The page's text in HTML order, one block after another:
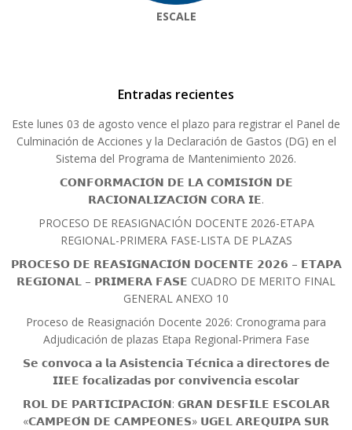
ESCALE
Entradas recientes
Este lunes 03 de agosto vence el plazo para registrar el Panel de
Culminación de Acciones y la Declaración de Gastos (DG) en el
Sistema del Programa de Mantenimiento 2026.
𝗖𝗢𝗡𝗙𝗢𝗥𝗠𝗔𝗖𝗜𝗢́𝗡 𝗗𝗘 𝗟𝗔 𝗖𝗢𝗠𝗜𝗦𝗜𝗢́𝗡 𝗗𝗘
𝗥𝗔𝗖𝗜𝗢𝗡𝗔𝗟𝗜𝗭𝗔𝗖𝗜𝗢́𝗡 𝗖𝗢𝗥𝗔 𝗜𝗘.
PROCESO DE REASIGNACIÓN DOCENTE 2026-ETAPA
REGIONAL-PRIMERA FASE-LISTA DE PLAZAS
𝗣𝗥𝗢𝗖𝗘𝗦𝗢 𝗗𝗘 𝗥𝗘𝗔𝗦𝗜𝗚𝗡𝗔𝗖𝗜𝗢́𝗡 𝗗𝗢𝗖𝗘𝗡𝗧𝗘 𝟮𝟬𝟮𝟲 – 𝗘𝗧𝗔𝗣𝗔
𝗥𝗘𝗚𝗜𝗢𝗡𝗔𝗟 – 𝗣𝗥𝗜𝗠𝗘𝗥𝗔 𝗙𝗔𝗦𝗘 CUADRO DE MERITO FINAL
GENERAL ANEXO 10
Proceso de Reasignación Docente 2026: Cronograma para
Adjudicación de plazas Etapa Regional-Primera Fase
𝗦𝗲 𝗰𝗼𝗻𝘃𝗼𝗰𝗮 𝗮 𝗹𝗮 𝗔𝘀𝗶𝘀𝘁𝗲𝗻𝗰𝗶𝗮 𝗧𝗲́𝗰𝗻𝗶𝗰𝗮 𝗮 𝗱𝗶𝗿𝗲𝗰𝘁𝗼𝗿𝗲𝘀 𝗱𝗲
𝗜𝗜𝗘𝗘 𝗳𝗼𝗰𝗮𝗹𝗶𝘇𝗮𝗱𝗮𝘀 𝗽𝗼𝗿 𝗰𝗼𝗻𝘃𝗶𝘃𝗲𝗻𝗰𝗶𝗮 𝗲𝘀𝗰𝗼𝗹𝗮𝗿
𝗥𝗢𝗟 𝗗𝗘 𝗣𝗔𝗥𝗧𝗜𝗖𝗜𝗣𝗔𝗖𝗜𝗢́𝗡: 𝗚𝗥𝗔𝗡 𝗗𝗘𝗦𝗙𝗜𝗟𝗘 𝗘𝗦𝗖𝗢𝗟𝗔𝗥
«𝗖𝗔𝗠𝗣𝗘𝗢́𝗡 𝗗𝗘 𝗖𝗔𝗠𝗣𝗘𝗢𝗡𝗘𝗦» 𝗨𝗚𝗘𝗟 𝗔𝗥𝗘𝗤𝗨𝗜𝗣𝗔 𝗦𝗨𝗥